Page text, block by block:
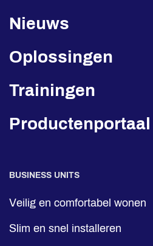
Nieuws
Oplossingen
Trainingen
Productenportaal
BUSINESS UNITS
Veilig en comfortabel wonen
Slim en snel installeren